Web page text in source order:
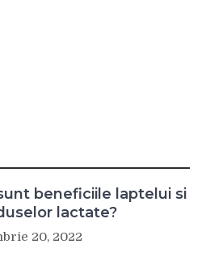
beneficiile laptelui si
lactate?
20, 2022